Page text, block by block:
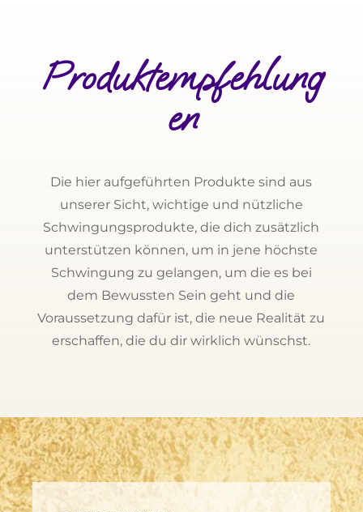
Produktempfehlung
en
Die hier aufgeführten Produkte sind aus
unserer Sicht, wichtige und nützliche
Schwingungsprodukte, die dich zusätzlich
unterstützen können, um in jene höchste
Schwingung zu gelangen, um die es bei
dem Bewussten Sein geht und die
Voraussetzung dafür ist, die neue Realität zu
erschaffen, die du dir wirklich wünschst.